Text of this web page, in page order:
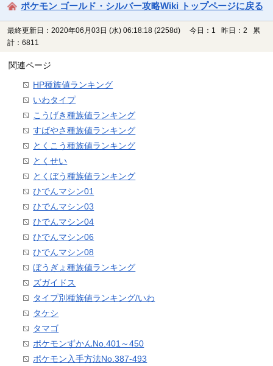
ポケモン ゴールド・シルバー攻略Wiki トップページに戻る
最終更新日：2020年06月03日 (水) 06:18:18 (2258d)
今日：1 昨日：2 累
計：6811
関連ページ
HP種族値ランキング
いわタイプ
こうげき種族値ランキング
すばやさ種族値ランキング
とくこう種族値ランキング
とくせい
とくぼう種族値ランキング
ひでんマシン01
ひでんマシン03
ひでんマシン04
ひでんマシン06
ひでんマシン08
ぼうぎょ種族値ランキング
ズガイドス
タイプ別種族値ランキング/いわ
タケシ
タマゴ
ポケモンずかんNo.401～450
ポケモン入手方法No.387-493